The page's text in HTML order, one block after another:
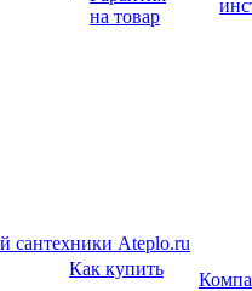
на товар
Как купить